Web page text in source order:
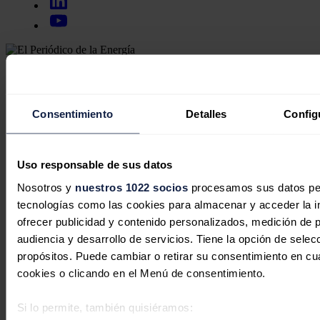
Consentimiento Detalles
Uso responsable de sus datos
Nosotros y nuestros 1022 sociosprocesamos sus datos
tecnologías como las cookies para almacenar y acceder la
ofrecer publicidad y contenido personalizados, medición de
audiencia y desarrollo de servicios. Tiene la opción de
propósitos. Puede cambiar o retirar su consentimiento en
cookies o clicando en el Menú de consentimiento.
Si lo permite, también quisiéramos:
Renovables
Eléctricas
Videopodcast
Movilidad
Almacenamiento
Startups & Innovación
Hidrógeno
Top 10
Tech
Bioenergía
Eficiencia